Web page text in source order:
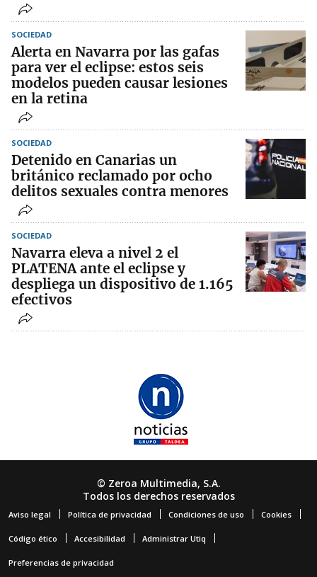
SOCIEDAD
Alerta en Navarra por las gafas
para ver el eclipse: estos seis
modelos pueden causar lesiones
en la retina
SOCIEDAD
Detenido en Canarias un
británico reclamado por ocho
delitos sexuales contra menores
SOCIEDAD
Navarra eleva a nivel 2 el
PLATENA ante el eclipse y
despliega un dispositivo de 1.165
efectivos
© Zeroa Multimedia, S.A.
Todos los derechos reservados
Aviso legal Política de privacidad Condiciones de uso Cookies
Código ético Accesibilidad Administrar Utiq
Preferencias de privacidad